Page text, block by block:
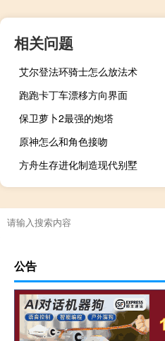
相关问题
艾尔登法环骑士怎么放法术
跑跑卡丁车漂移方向界面
保卫萝卜2最强的炮塔
原神怎么和角色接吻
方舟生存进化制造现代别墅
公告